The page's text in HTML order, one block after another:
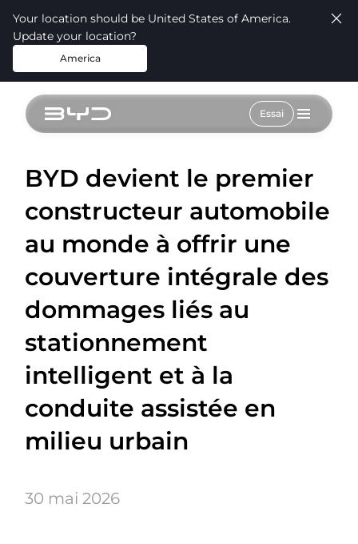
Your location should be United States of America.
Update your location?
America
Essai
BYD devient le premier
constructeur automobile
au monde à offrir une
couverture intégrale des
dommages liés au
stationnement
intelligent et à la
conduite assistée en
milieu urbain
30 mai 2026